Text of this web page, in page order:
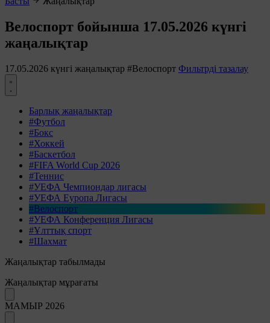
Велоспорт бойынша 17.05.2026 күнгі
жаңалықтар
17.05.2026 күнгі жаңалықтар #Велоспорт Фильтрді тазалау
Барлық жаңалықтар
#Футбол
#Бокс
#Хоккей
#Баскетбол
#FIFA World Cup 2026
#Теннис
#УЕФА Чемпиондар лигасы
#УЕФА Еуропа Лигасы
#Велоспорт
#УЕФА Конференция Лигасы
#Ұлттық спорт
#Шахмат
Жаңалықтар табылмады
Жаңалықтар мұрағаты
МАМЫР 2026